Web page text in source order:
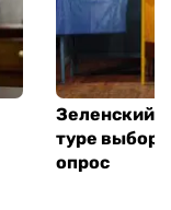
Зеленский
туре
опрос